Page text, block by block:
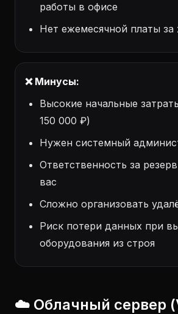
работы в офисе
Нет ежемесячной платы за
❌ Минусы:
Высокие начальные
150 000 ₽)
Нужен системный
Ответственность за
вас
Сложно организовать
Риск потери данных при
оборудования из строя
☁️ Облачный сервер